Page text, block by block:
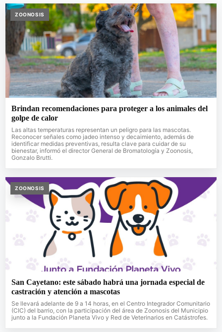
ZOONOSIS
Brindan recomendaciones para proteger a los animales del
golpe de calor
Las altas temperaturas representan un peligro para las mascotas.
Reconocer señales como jadeo intenso y decaimiento, además de
identificar medidas preventivas, resulta clave para cuidar de su
bienestar, informó el director General de Bromatología y Zoonosis,
Gonzalo Brutti.
ZOONOSIS
San Cayetano: este sábado habrá una jornada especial de
castración y atención a mascotas
Se llevará adelante de 9 a 14 horas, en el Centro Integrador Comunitario
(CIC) del barrio, con la participación del área de Zoonosis del Municipio
junto a la Fundación Planeta Vivo y Red de Veterinarios en Catástrofes.